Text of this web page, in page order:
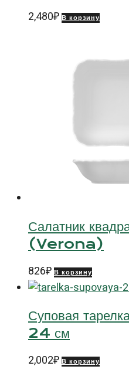
2,480₽ В корзину
Салатник
(Verona)
826₽ В корзину
Суповая
24 см
2,002₽ В корзину